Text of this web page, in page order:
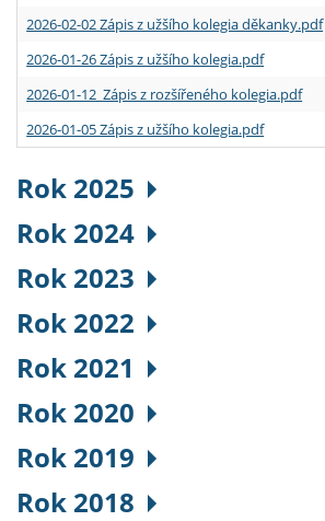
2026-02-02 Zápis z užšího kolegia děkanky.pdf
2026-01-26 Zápis z užšího kolegia.pdf
2026-01-12 Zápis z rozšířeného kolegia.pdf
2026-01-05 Zápis z užšího kolegia.pdf
Rok 2025
Rok 2024
Rok 2023
Rok 2022
Rok 2021
Rok 2020
Rok 2019
Rok 2018